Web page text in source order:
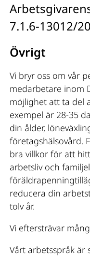
7.1.6-13012/
Övrigt
Vi bryr oss om vår
medarbetare inom
möjlighet att ta del
exempel är 28-35
din ålder,
företagshälsovård.
bra villkor för att
arbetsliv och
reducera din
tolv år.
Vi eftersträvar
Vårt arbetsspråk är